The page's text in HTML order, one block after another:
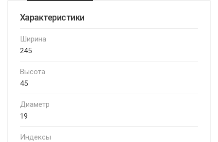
Характеристики
Ширина
245
Высота
45
Диаметр
19
Индексы